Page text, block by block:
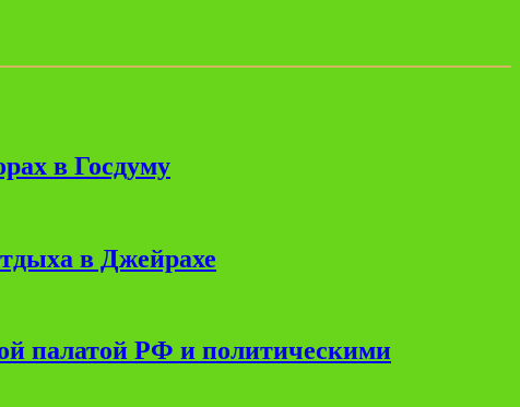
в Госдуму
в Джейрахе
палатой РФ и политическими